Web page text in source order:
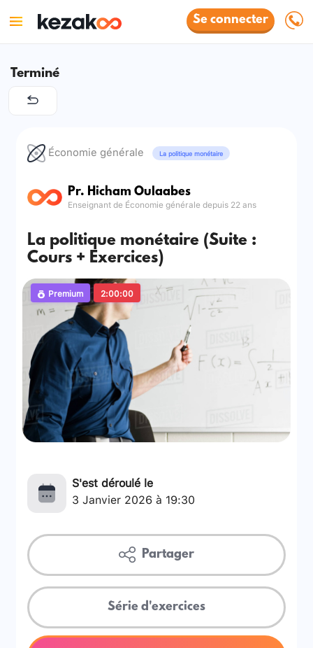
Se connecter
Terminé
Économie générale La politique monétaire
Pr. Hicham Oulaabes
Enseignant de Économie générale depuis 22 ans
La politique monétaire (Suite :
Cours + Exercices)
Premium 2:00:00
S'est déroulé le
3 Janvier 2026 à 19:30
Partager
Série d'exercices